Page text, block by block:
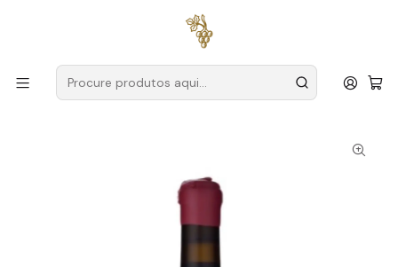
para encomendas a partir de
Produtores Alentejo
Cabeças do Reguengo
Cabeças do Reguengo Seiva 2018 Alentejo Tinto 75cl